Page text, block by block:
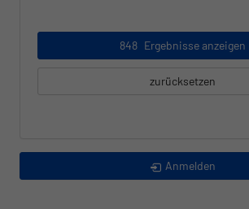
848 Ergebnisse anzeigen
zurücksetzen
Anmelden